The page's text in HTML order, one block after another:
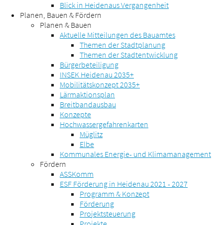
Blick in Heidenaus Vergangenheit
Planen, Bauen & Fördern
Planen & Bauen
Aktuelle Mitteilungen des Bauamtes
Themen der Stadtplanung
Themen der Stadtentwicklung
Bürgerbeteiligung
INSEK Heidenau 2035+
Mobilitätskonzept 2035+
Lärmaktionsplan
Breitbandausbau
Konzepte
Hochwassergefahrenkarten
Müglitz
Elbe
Kommunales Energie- und Klimamanagement
Fördern
ASSKomm
ESF Förderung in Heidenau 2021 - 2027
Programm & Konzept
Förderung
Projektsteuerung